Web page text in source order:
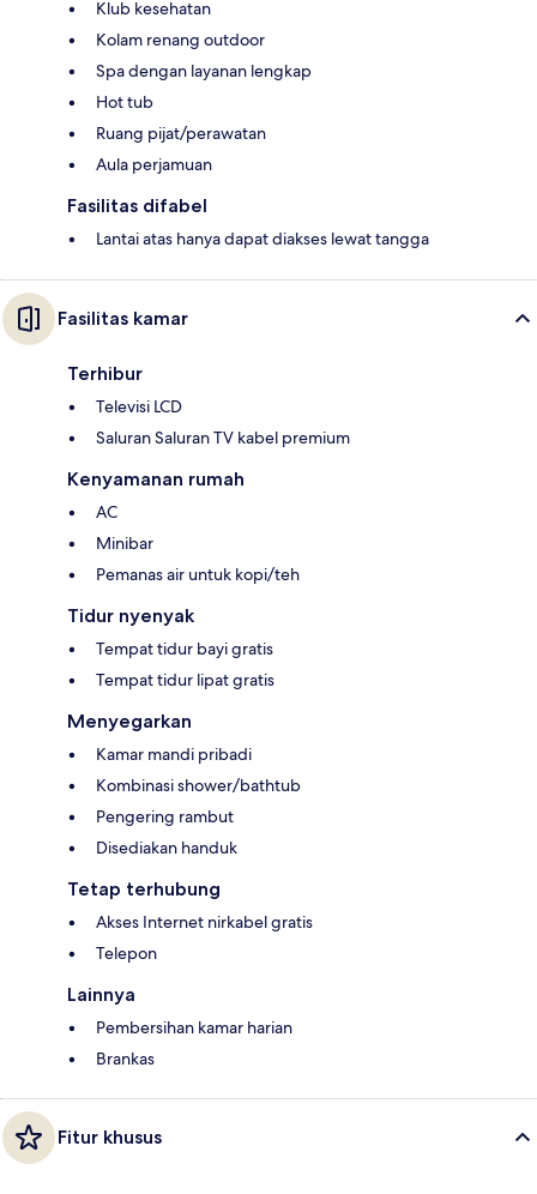
Klub kesehatan
Kolam renang outdoor
Spa dengan layanan lengkap
Hot tub
Ruang pijat/perawatan
Aula perjamuan
Fasilitas difabel
Lantai atas hanya dapat diakses lewat tangga
Fasilitas kamar
Terhibur
Televisi LCD
Saluran Saluran TV kabel premium
Kenyamanan rumah
AC
Minibar
Pemanas air untuk kopi/teh
Tidur nyenyak
Tempat tidur bayi gratis
Tempat tidur lipat gratis
Menyegarkan
Kamar mandi pribadi
Kombinasi shower/bathtub
Pengering rambut
Disediakan handuk
Tetap terhubung
Akses Internet nirkabel gratis
Telepon
Lainnya
Pembersihan kamar harian
Brankas
Fitur khusus